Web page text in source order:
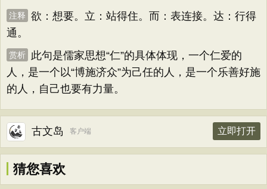
注释
欲：想要。立：站得住。而：表连接。达：行得
通。
赏析
此句是儒家思想“仁”的具体体现，一个仁爱的
人，是一个以“博施济众”为己任的人，是一个乐善好施
的人，自己也要有力量。
古文岛 客户端 立即打开
猜您喜欢